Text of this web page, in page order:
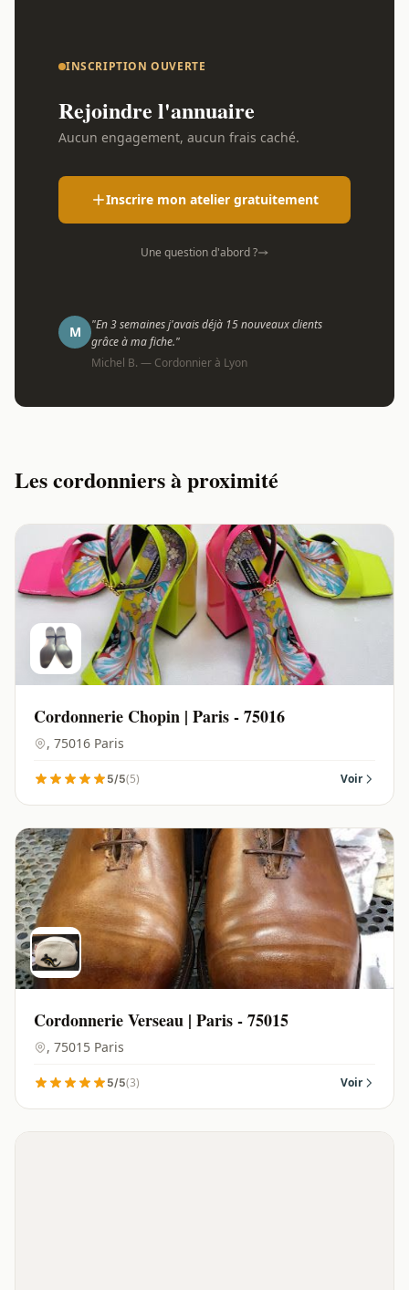
INSCRIPTION OUVERTE
Rejoindre l'annuaire
Aucun engagement, aucun frais caché.
Inscrire mon atelier gratuitement
Une question d'abord ?
M
"En 3 semaines j'avais déjà 15 nouveaux clients
grâce à ma fiche."
Michel B. — Cordonnier à Lyon
Les cordonniers à proximité
Cordonnerie Chopin | Paris - 75016
, 75016 Paris
5/5(5) Voir
Cordonnerie Verseau | Paris - 75015
, 75015 Paris
5/5(3) Voir